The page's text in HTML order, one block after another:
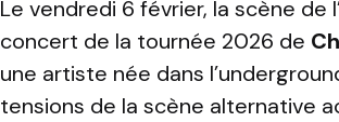
Le vendredi 6 février, la scène de
concert de la tournée 2026 de
une artiste née dans
tensions de la scène alternative